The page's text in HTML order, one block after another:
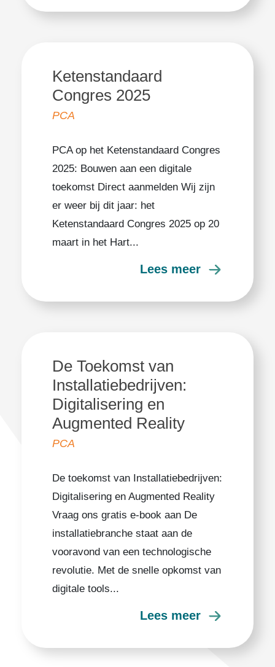
Ketenstandaard
Congres 2025
PCA
PCA op het Ketenstandaard Congres
2025: Bouwen aan een digitale
toekomst​ Direct aanmelden Wij zijn
er weer bij dit jaar: het
Ketenstandaard Congres 2025 op 20
maart in het Hart...
Lees meer
De Toekomst van
Installatiebedrijven:
Digitalisering en
Augmented Reality
PCA
De toekomst van Installatiebedrijven:
Digitalisering en Augmented Reality
Vraag ons gratis e-book aan De
installatiebranche staat aan de
vooravond van een technologische
revolutie. Met de snelle opkomst van
digitale tools...
Lees meer